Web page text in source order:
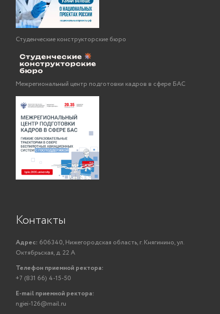
Студенческие конструкторские бюро
Межрегиональный центр подготовки кадров в сфере БАС
Контакты
Адрес: 606340, Нижегородская область, г. Княгинино, ул.
Октябрьская, д. 22 А
Телефон приемной ректора:
+7 (831 66) 4-15-50
E-mail приемной ректора:
ngiei-126@mail.ru